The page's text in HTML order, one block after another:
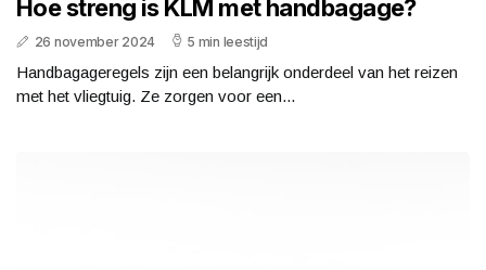
Hoe streng is KLM met handbagage?
26 november 2024 5 min leestijd
Handbagageregels zijn een belangrijk onderdeel van het reizen
met het vliegtuig. Ze zorgen voor een...